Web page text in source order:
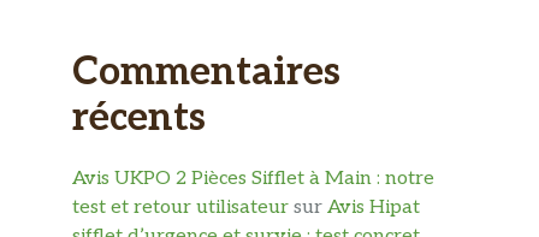
Commentaires
récents
Avis UKPO 2 Pièces Sifflet à Main : notre
test et retour utilisateur sur Avis Hipat